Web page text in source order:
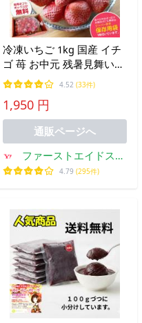
冷凍いちご 1kg 国産 イチ
ゴ 苺 お中元 残暑見舞い
保冷袋付き ブランド ギフ
ト マーコ
4.52 (33件)
1,950 円
通販ページへ
ファーストエイドスト
ア
4.79 (295件)